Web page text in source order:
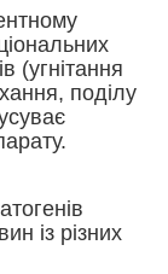
(угнітання
поділу
із різних